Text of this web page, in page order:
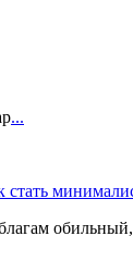
...
стать